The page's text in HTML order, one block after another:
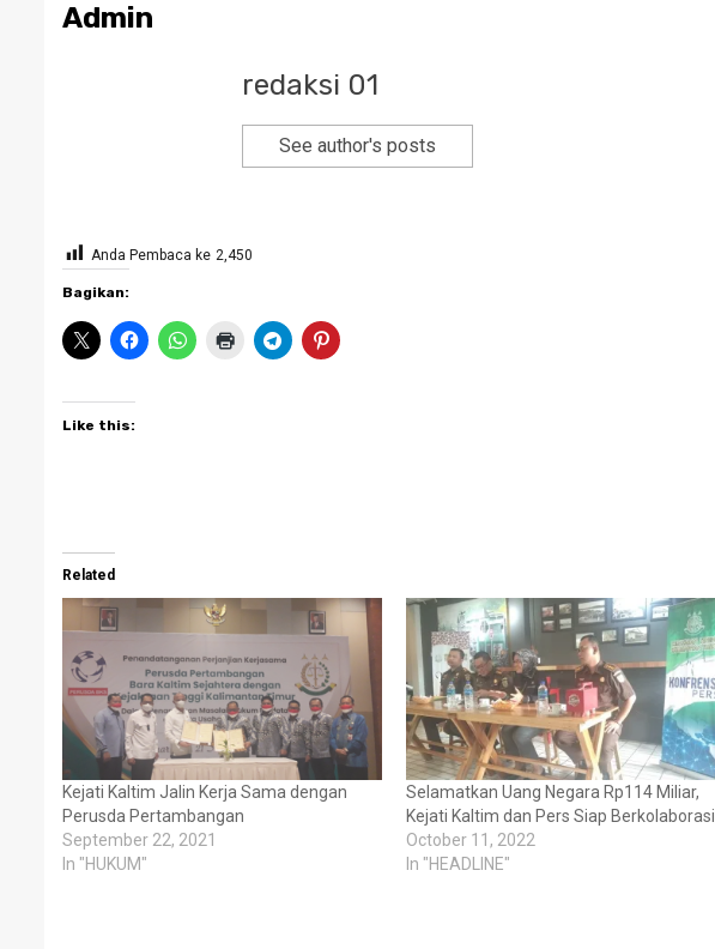
Admin
redaksi 01
See author's posts
Anda Pembaca ke 2,450
Bagikan:
Like this:
Related
Kejati Kaltim Jalin Kerja Sama dengan
Perusda Pertambangan
September 22, 2021
In "HUKUM"
Selamatkan Uang Negara Rp114 Miliar,
Kejati Kaltim dan Pers Siap Berkolaborasi
October 11, 2022
In "HEADLINE"